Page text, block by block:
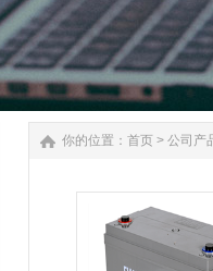
你的位置： 首页 > 公司产